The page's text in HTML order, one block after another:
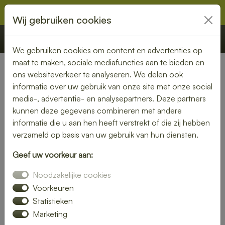
€ 0,00 Offerte Bestellen
Nederland»Zuid-Holland» Leiderdorp
Lunch laten bezorgen in
Leiderdorp – gezond, vers en
gemakkelijk
in Leiderdorp en geniet van verse gerechten op jouw
gewenste locatie. Van kleurrijke salades tot knapperige
broodjes – wij bezorgen jouw lunch vers en op tijd.
Plaats eenvoudig je bestelling online en laat je verrassen
Wij gebruiken cookies
We gebruiken cookies om content en advertenties op
maat te maken, sociale mediafuncties aan te bieden en
ons websiteverkeer te analyseren. We delen ook
informatie over uw gebruik van onze site met onze social
media-, advertentie- en analysepartners. Deze partners
kunnen deze gegevens combineren met andere
informatie die u aan hen heeft verstrekt of die zij hebben
verzameld op basis van uw gebruik van hun diensten.
Geef uw voorkeur aan:
Noodzakelijke cookies
Voorkeuren
Statistieken
Marketing